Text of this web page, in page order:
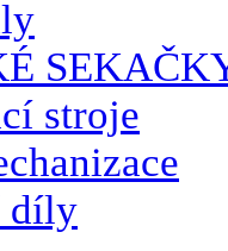
stroje
díly